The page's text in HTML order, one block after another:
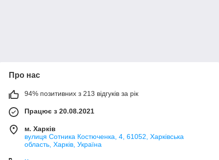
Про нас
94% позитивних з 213 відгуків за рік
Працює з 20.08.2021
м. Харків
вулиця Сотника Костюченка, 4, 61052, Харківська
область, Харків, Україна